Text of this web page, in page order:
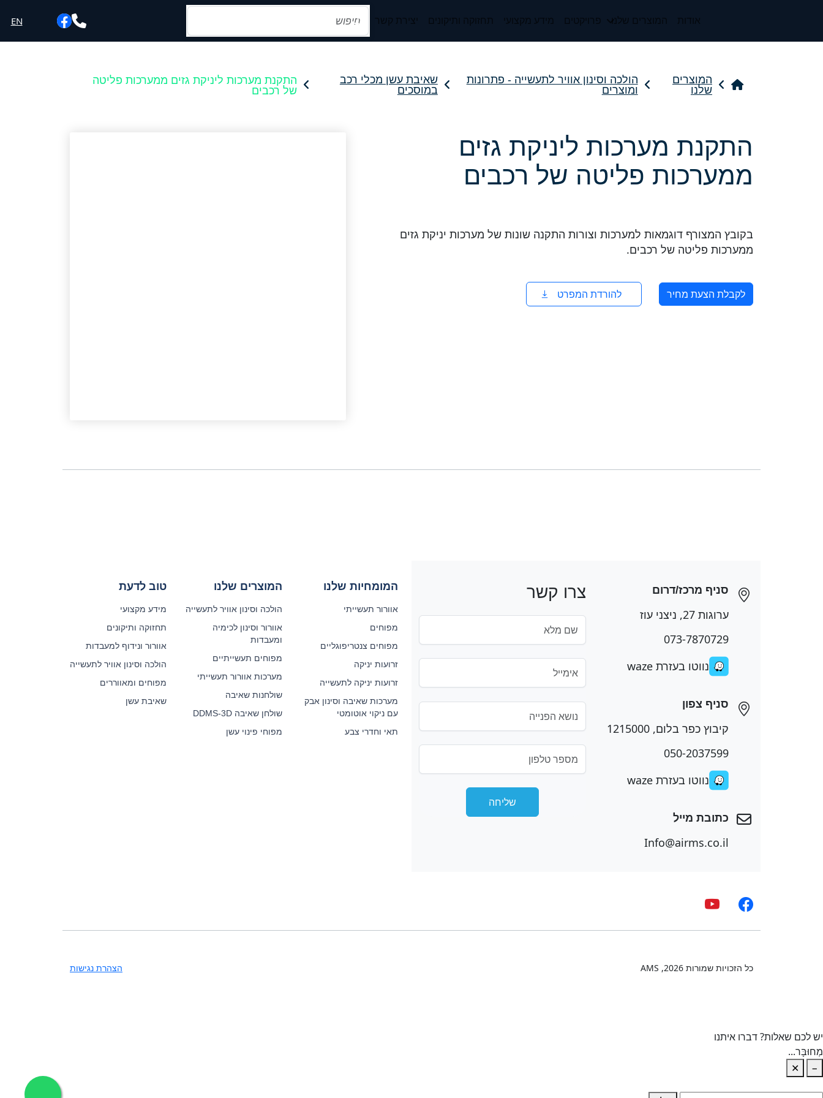
אודות המוצרים שלנו פרויקטים מידע מקצועי תחזוקה ותיקונים יצירת קשר EN
המוצרים
שלנו
הולכה וסינון אוויר לתעשייה - פתרונות
ומוצרים
שאיבת עשן מכלי רכב
במוסכים
התקנת מערכות ליניקת גזים ממערכות פליטה
של רכבים
התקנת מערכות ליניקת גזים
ממערכות פליטה של רכבים
בקובץ המצורף דוגמאות למערכות וצורות התקנה שונות של מערכות יניקת גזים
ממערכות פליטה של רכבים.
לקבלת הצעת מחיר להורדת המפרט
סניף מרכז/דרום
ערוגות 27, ניצני עוז
073-7870729
נווטו בעזרת waze
סניף צפון
קיבוץ כפר בלום, 1215000
050-2037599
נווטו בעזרת waze
כתובת מייל
Info@airms.co.il
צרו קשר המומחיות שלנו
אוורור תעשייתי
מפוחים
מפוחים צנטריפוגליים
זרועות יניקה
זרועות יניקה לתעשייה
מערכות שאיבה וסינון אבק
עם ניקוי אוטומטי
תאי וחדרי צבע
המוצרים שלנו
הולכה וסינון אוויר לתעשייה
אוורור וסינון לכימיה
ומעבדות
מפוחים תעשייתיים
מערכות אוורור תעשייתי
שולחנות שאיבה
שולחן שאיבה DDMS-3D
מפוחי פינוי עשן
טוב לדעת
מידע מקצועי
תחזוקה ותיקונים
אוורור ונידוף למעבדות
הולכה וסינון אוויר לתעשייה
מפוחים ומאווררים
שאיבת עשן
כל הזכויות שמורות 2026
, AMS הצהרת נגישות
יש לכם שאלות? דברו איתנו
מְחוּבָּר...
−
✕